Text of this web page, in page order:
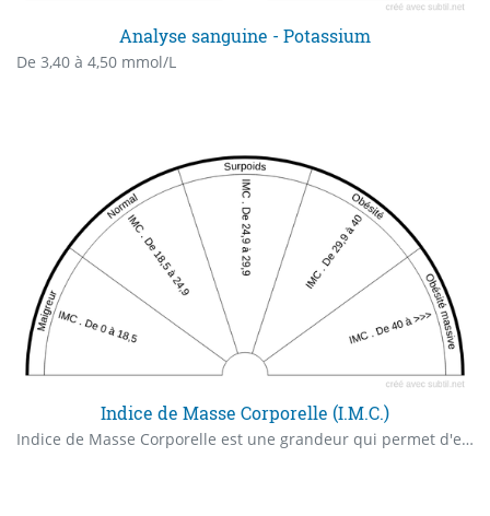
Analyse sanguine - Potassium
De 3,40 à 4,50 mmol/L
Indice de Masse Corporelle (I.M.C.)
Indice de Masse Corporelle est une grandeur qui permet d'estimer la corpulence d’une personne Homme / Femme